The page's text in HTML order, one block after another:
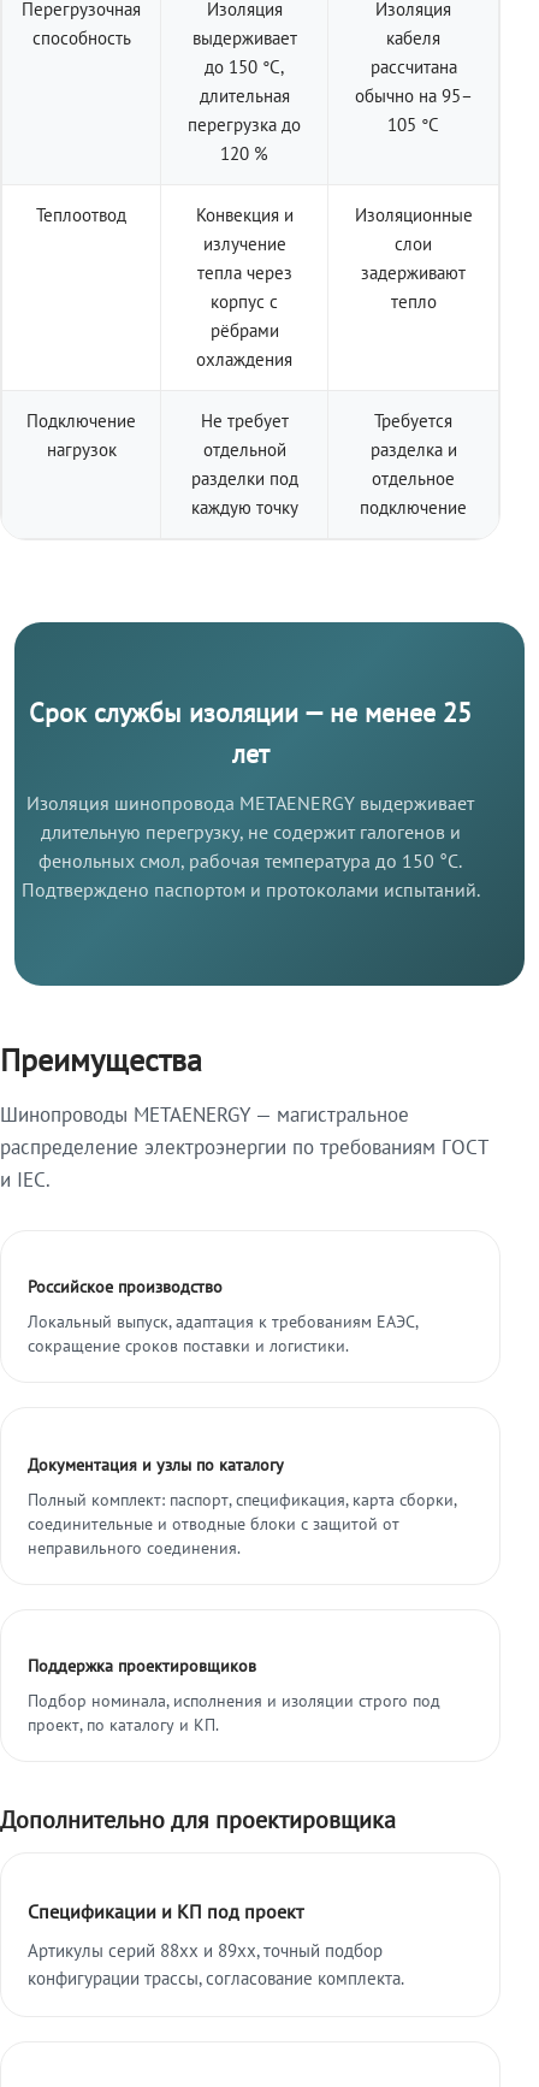
Перегрузочная
способность
Изоляция
выдерживает
до 150 °C,
длительная
перегрузка до
120 %
Изоляция
кабеля
рассчитана
обычно на 95–
105 °C
Теплоотвод
Конвекция и
излучение
тепла через
корпус с
рёбрами
охлаждения
Изоляционные
слои
задерживают
тепло
Подключение
нагрузок
Не требует
отдельной
разделки под
каждую точку
Требуется
разделка и
отдельное
подключение
Срок службы изоляции — не менее 25
лет
Изоляция шинопровода METAENERGY выдерживает
длительную перегрузку, не содержит галогенов и
фенольных смол, рабочая температура до 150 °C.
Подтверждено паспортом и протоколами испытаний.
Преимущества
Шинопроводы METAENERGY — магистральное
распределение электроэнергии по требованиям ГОСТ
и IEC.
Российское производство
Локальный выпуск, адаптация к требованиям ЕАЭС,
сокращение сроков поставки и логистики.
Документация и узлы по каталогу
Полный комплект: паспорт, спецификация, карта сборки,
соединительные и отводные блоки с защитой от
неправильного соединения.
Поддержка проектировщиков
Подбор номинала, исполнения и изоляции строго под
проект, по каталогу и КП.
Дополнительно для проектировщика
Спецификации и КП под проект
Артикулы серий 88xx и 89xx, точный подбор
конфигурации трассы, согласование комплекта.